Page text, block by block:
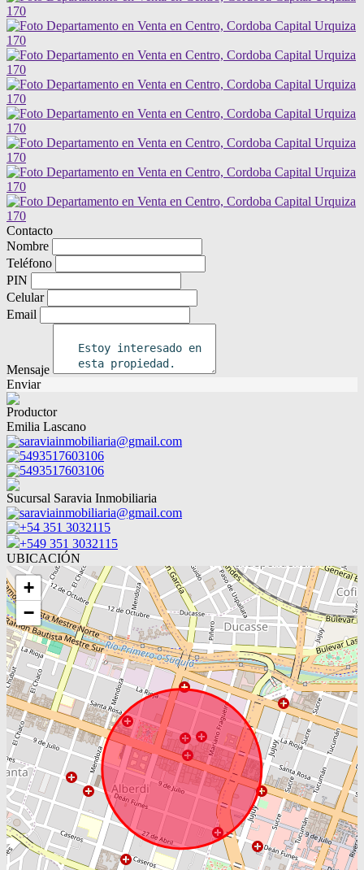
Contacto
Nombre
Teléfono
PIN
Celular
Email
Mensaje
Enviar
Productor
Emilia Lascano
saraviainmobiliaria@gmail.com
5493517603106
5493517603106
Sucursal Saravia Inmobiliaria
saraviainmobiliaria@gmail.com
+54 351 3032115
+549 351 3032115
UBICACIÓN
+
−